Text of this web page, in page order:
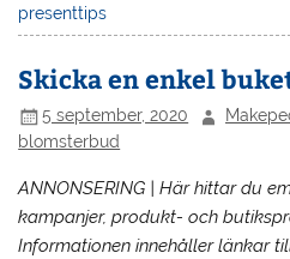
presenttips
Skicka en enkel
5 september, 2020
blomsterbud
ANNONSERING | Här hittar du
kampanjer, produkt- och
Informationen innehåller länkar